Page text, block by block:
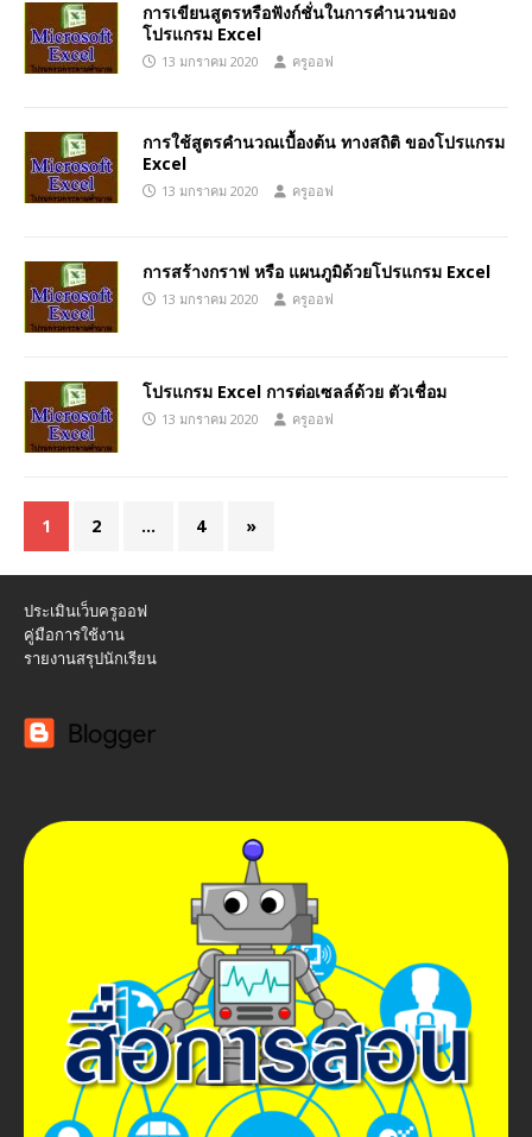
การเขียนสูตรหรือฟังก์ชั่นในการคำนวนของ
โปรแกรม Excel
13 มกราคม 2020 ครูออฟ
การใช้สูตรคำนวณเบื้องต้น ทางสถิติ ของโปรแกรม
Excel
13 มกราคม 2020 ครูออฟ
การสร้างกราฟ หรือ แผนภูมิด้วยโปรแกรม Excel
13 มกราคม 2020 ครูออฟ
โปรแกรม Excel การต่อเซลล์ด้วย ตัวเชื่อม
13 มกราคม 2020 ครูออฟ
1 2 … 4 »
ประเมินเว็บครูออฟ
คู่มือการใช้งาน
รายงานสรุปนักเรียน